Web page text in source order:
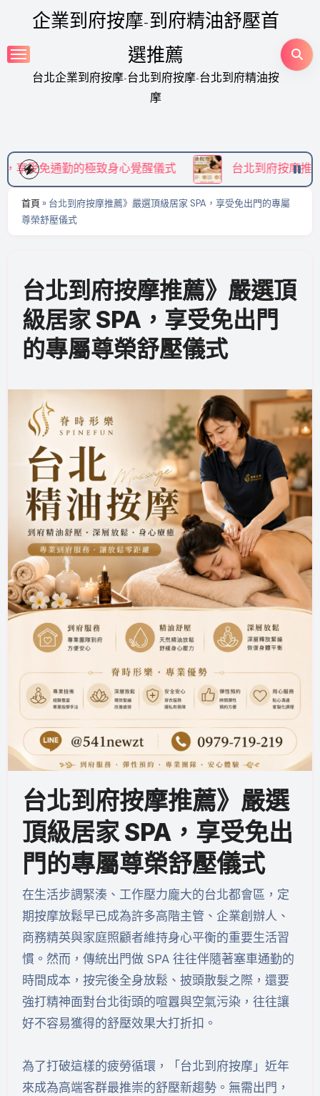
content
企業到府按摩-到府精油舒壓首
選推薦
台北企業到府按摩-台北到府按摩-台北到府精油按
摩
覺醒儀式 台北到府按摩推薦》嚴選頂級居家 SPA
首頁 » 台北到府按摩推薦》嚴選頂級居家 SPA，享受免出門的專屬
尊榮舒壓儀式
台北到府按摩推薦》嚴選頂
級居家 SPA，享受免出門
的專屬尊榮舒壓儀式
台北到府按摩推薦》嚴選
頂級居家 SPA，享受免出
門的專屬尊榮舒壓儀式
在生活步調緊湊、工作壓力龐大的台北都會區，定
期按摩放鬆早已成為許多高階主管、企業創辦人、
商務精英與家庭照顧者維持身心平衡的重要生活習
慣。然而，傳統出門做 SPA 往往伴隨著塞車通勤的
時間成本，按完後全身放鬆、披頭散髮之際，還要
強打精神面對台北街頭的喧囂與空氣污染，往往讓
好不容易獲得的舒壓效果大打折扣。
為了打破這樣的疲勞循環，「台北到府按摩」近年
來成為高端客群最推崇的舒壓新趨勢。無需出門，